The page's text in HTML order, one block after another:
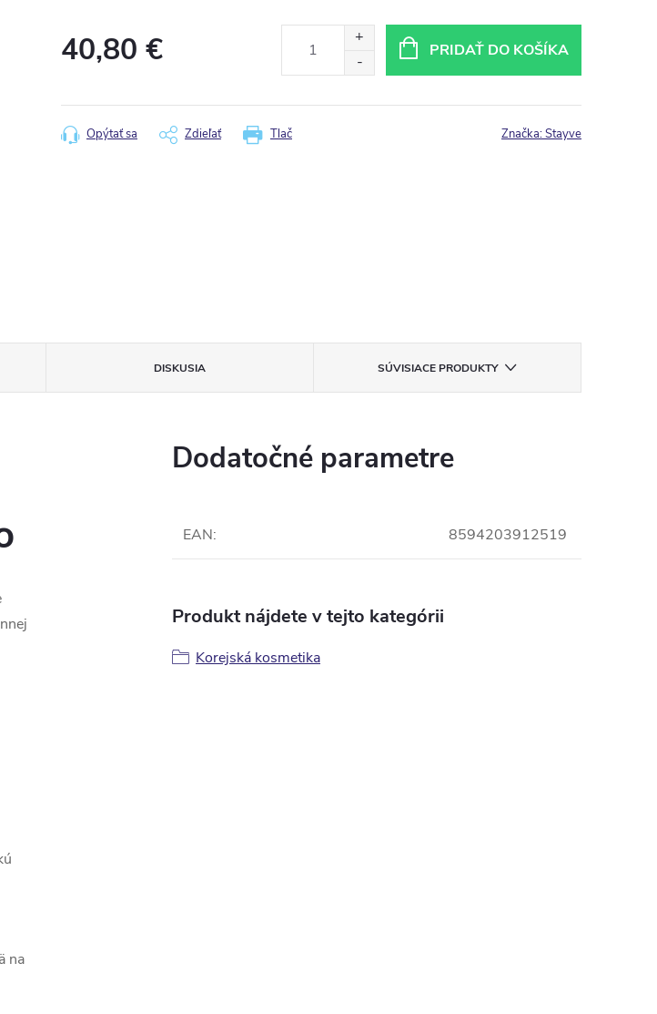
40,80 € PRIDAŤ DO KOŠÍKA
Tlač
Opýtať sa Zdieľať Značka:Stayve
DISKUSIA SÚVISIACE PRODUKTY
na
Dodatočné parametre
EAN: 8594203912519
Produkt nájdete v tejto kategórii
Korejská kosmetika